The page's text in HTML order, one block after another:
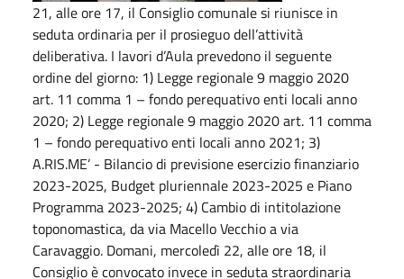
21, alle ore 17, il Consiglio comunale si riunisce in
seduta ordinaria per il prosieguo dell’attività
deliberativa. I lavori d’Aula prevedono il seguente
ordine del giorno: 1) Legge regionale 9 maggio 2020
art. 11 comma 1 – fondo perequativo enti locali anno
2020; 2) Legge regionale 9 maggio 2020 art. 11 comma
1 – fondo perequativo enti locali anno 2021; 3)
A.RIS.ME’ - Bilancio di previsione esercizio finanziario
2023-2025, Budget pluriennale 2023-2025 e Piano
Programma 2023-2025; 4) Cambio di intitolazione
toponomastica, da via Macello Vecchio a via
Caravaggio. Domani, mercoledì 22, alle ore 18, il
Consiglio è convocato invece in seduta straordinaria